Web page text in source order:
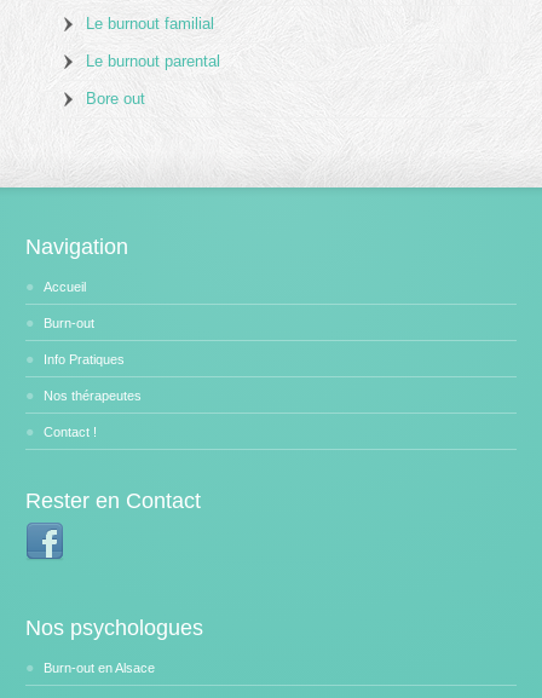
Le burnout familial
Le burnout parental
Bore out
Navigation
Accueil
Burn-out
Info Pratiques
Nos thérapeutes
Contact !
Rester en Contact
Nos psychologues
Burn-out en Alsace